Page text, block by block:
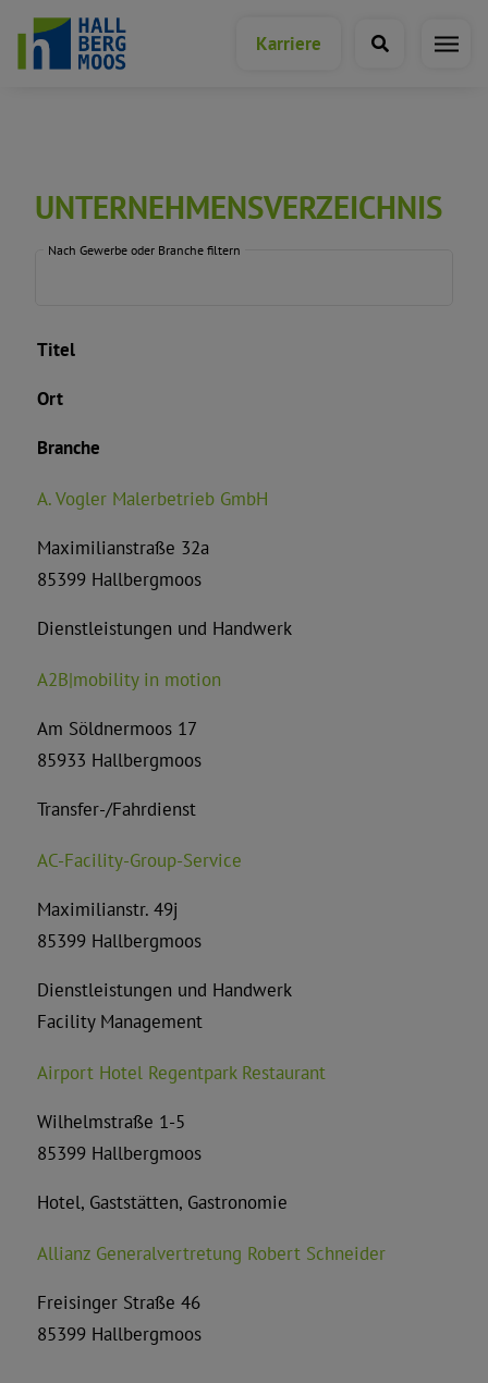
Karriere
Wirtschaftsförderung
Bürgerservice A-Z
UNTERNEHMENSVERZEICHNIS
Nach Gewerbe oder Branche filtern
Titel
Ort
Branche
A. Vogler Malerbetrieb GmbH
Maximilianstraße 32a
85399 Hallbergmoos
Dienstleistungen und Handwerk
A2B|mobility in motion
Am Söldnermoos 17
85933 Hallbergmoos
Transfer-/Fahrdienst
AC-Facility-Group-Service
Maximilianstr. 49j
85399 Hallbergmoos
Dienstleistungen und Handwerk
Facility Management
Airport Hotel Regentpark Restaurant
Wilhelmstraße 1-5
85399 Hallbergmoos
Hotel, Gaststätten, Gastronomie
Allianz Generalvertretung Robert Schneider
Freisinger Straße 46
85399 Hallbergmoos